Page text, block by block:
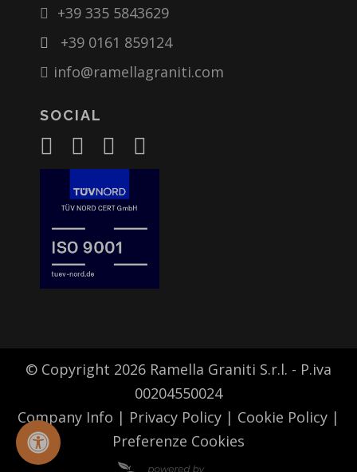
+39 335 5843629
+39 0161 859124
info@ramellagraniti.com
SOCIAL
© Copyright 2026 Ramella Graniti S.r.l. - P.iva
00204550024
Company Info | Privacy Policy | Cookie Policy |
Preferenze Cookies